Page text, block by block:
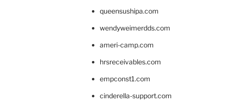
queensushipa.com
wendyweimerdds.com
ameri-camp.com
hrsreceivables.com
empconst1.com
cinderella-support.com